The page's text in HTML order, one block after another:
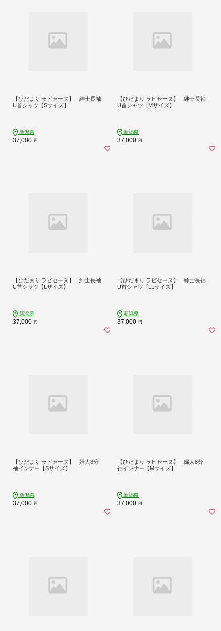
【ひだまり ラビセーヌ】 紳士長袖
U首シャツ【Sサイズ】
新潟県
37,000 円
【ひだまり ラビセーヌ】 紳士長袖
U首シャツ【Mサイズ】
新潟県
37,000 円
【ひだまり ラビセーヌ】 紳士長袖
U首シャツ【Lサイズ】
新潟県
37,000 円
【ひだまり ラビセーヌ】 紳士長袖
U首シャツ【LLサイズ】
新潟県
37,000 円
【ひだまり ラビセーヌ】 婦人8分
袖インナー【Sサイズ】
新潟県
37,000 円
【ひだまり ラビセーヌ】 婦人8分
袖インナー【Mサイズ】
新潟県
37,000 円